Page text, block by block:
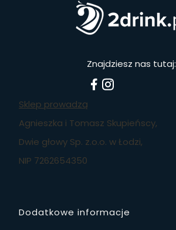
Znajdziesz nas tutaj:
Sklep prowadzą
Agnieszka i Tomasz Skupieńscy,
Dwie głowy Sp. z.o.o. w Łodzi,
NIP 7262654350
Linki w stopce
Dodatkowe informacje